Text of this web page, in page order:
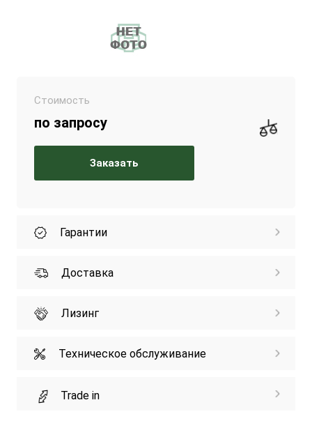
Стоимость
по запросу
Заказать
Гарантии
Доставка
Лизинг
Техническое обслуживание
Trade in